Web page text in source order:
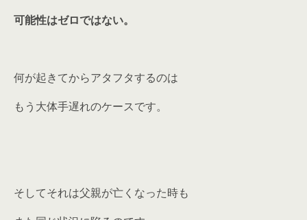
可能性はゼロではない。
何が起きてからアタフタするのは
もう大体手遅れのケースです。
そしてそれは父親が亡くなった時も